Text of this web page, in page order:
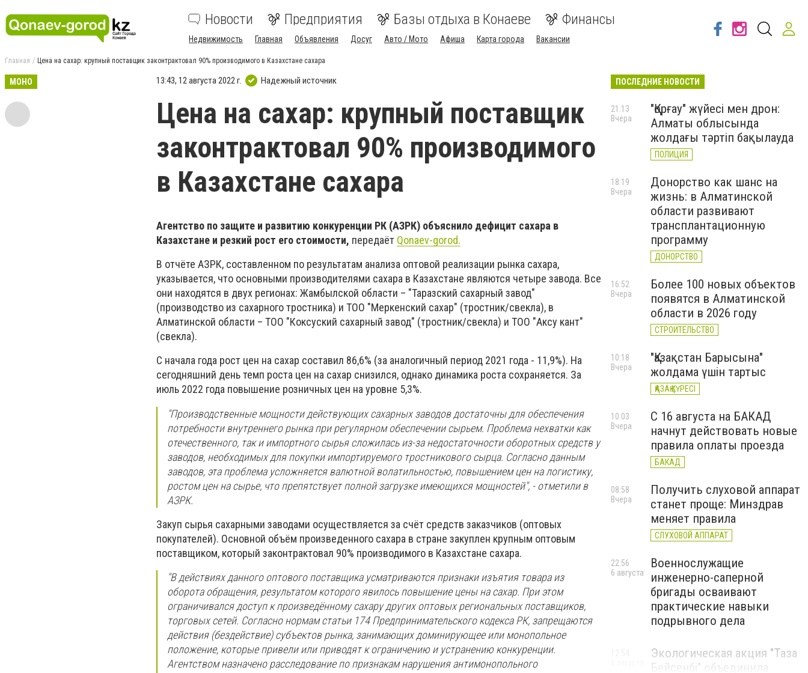
Новости Предприятия Базы отдыха в Конаеве Финансы
Недвижимость Главная Объявления Досуг Авто / Мото Афиша Карта города Вакансии
Главная Цена на сахар: крупный поставщик законтрактовал 90% производимого в Казахстане сахара
МОНО 13:43, 12 августа 2022 г. Надежный источник
Цена на сахар: крупный поставщик
законтрактовал 90% производимого
в Казахстане сахара
Агентство по защите и развитию конкуренции РК (АЗРК) объяснило дефицит сахара в
Казахстане и резкий рост его стоимости, передаёт Qonaev-gorod.
В отчёте АЗРК, составленном по результатам анализа оптовой реализации рынка сахара,
указывается, что основными производителями сахара в Казахстане являются четыре завода. Все
они находятся в двух регионах: Жамбылской области – "Таразский сахарный завод"
(производство из сахарного тростника) и ТОО "Меркенский сахар" (тростник/свекла), в
Алматинской области – ТОО "Коксуский сахарный завод" (тростник/свекла) и ТОО "Аксу кант"
(свекла).
С начала года рост цен на сахар составил 86,6% (за аналогичный период 2021 года - 11,9%). На
сегодняшний день темп роста цен на сахар снизился, однако динамика роста сохраняется. За
июль 2022 года повышение розничных цен на уровне 5,3%.
"Производственные мощности действующих сахарных заводов достаточны для обеспечения
потребности внутреннего рынка при регулярном обеспечении сырьем. Проблема нехватки как
отечественного, так и импортного сырья сложилась из-за недостаточности оборотных средств у
заводов, необходимых для покупки импортируемого тростникового сырца. Согласно данным
заводов, эта проблема усложняется валютной волатильностью, повышением цен на логистику,
ростом цен на сырье, что препятствует полной загрузке имеющихся мощностей", - отметили в
АЗРК.
Закуп сырья сахарными заводами осуществляется за счёт средств заказчиков (оптовых
покупателей). Основной объём произведенного сахара в стране закуплен крупным оптовым
поставщиком, который законтрактовал 90% производимого в Казахстане сахара.
"В действиях данного оптового поставщика усматриваются признаки изъятия товара из
оборота обращения, результатом которого явилось повышение цены на сахар. При этом
ограничивался доступ к произведённому сахару других оптовых региональных поставщиков,
торговых сетей. Согласно нормам статьи 174 Предпринимательского кодекса РК, запрещаются
действия (бездействие) субъектов рынка, занимающих доминирующее или монопольное
положение, которые привели или приводят к ограничению и устранению конкуренции.
Агентством назначено расследование по признакам нарушения антимонопольного
ПОСЛЕДНИЕ НОВОСТИ
"Қорғау" жүйесі мен дрон:
Алматы облысында
жолдағы тәртіп бақылауда
ПОЛИЦИЯ
21:13
Вчера
Донорство как шанс на
жизнь: в Алматинской
области развивают
трансплантационную
программу
ДОНОРСТВО
18:19
Вчера
Более 100 новых объектов
появятся в Алматинской
области в 2026 году
СТРОИТЕЛЬСТВО
16:52
Вчера
"Қазақстан Барысына"
жолдама үшін тартыс
ҚАЗАҚ КҮРЕСІ
10:18
Вчера
С 16 августа на БАКАД
начнут действовать новые
правила оплаты проезда
БАКАД
10:03
Вчера
Получить слуховой аппарат
станет проще: Минздрав
меняет правила
СЛУХОВОЙ АППАРАТ
08:58
Вчера
Военнослужащие
инженерно-саперной
бригады осваивают
практические навыки
подрывного дела
22:56
6 августа
Экологическая акция "Таза
Бейсенбі" объединила